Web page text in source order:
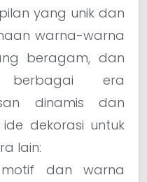
yang unik dan
warna-warna
beragam, dan
era
dinamis dan
dekorasi untuk
lain:
dan warna